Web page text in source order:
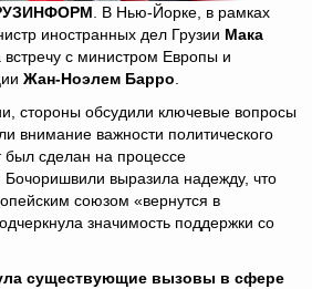
. В Нью-Йорке, в рамках
иностранных дел Грузии Мака
встречу с министром Европы и
Жан-Ноэлем Барро
стороны обсудили ключевые вопросы
внимание важности политического
был сделан на процессе
Бочоришвили выразила надежду, что
союзом «вернутся в
значимость поддержки со
существующие вызовы в сфере